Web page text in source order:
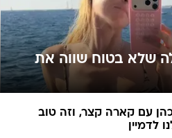
שלא בטוח שווה את
עם קארה קצר, וזה טוב
לדמיין